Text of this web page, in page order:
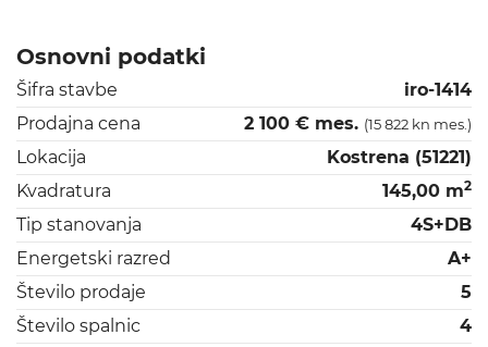
Osnovni podatki
Šifra stavbe
iro-1414
Prodajna cena
2 100 € mes. (15 822 kn mes.)
Lokacija
Kostrena (51221)
Kvadratura
145,00 m2
Tip stanovanja
4S+DB
Energetski razred
A+
Število prodaje
5
Število spalnic
4